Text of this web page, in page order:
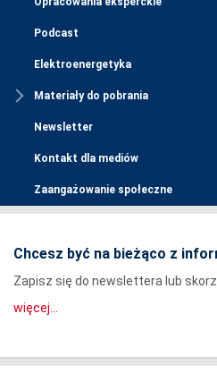
Podcast
Elektroenergetyka
Materiały do pobrania
Newsletter
Kontakt dla mediów
Zaangażowanie społeczne
Chcesz być na bieżąco z
Zapisz się do newslettera lub
więcej...